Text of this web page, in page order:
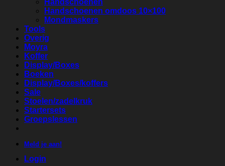
Handschoenen
Handschoenen omdoos 10×100
Mondmaskers
Tools
Overig
Moyra
Koffer
Display/Boxes
Boeken
Display/Boxes/koffers
Sale
Stoelen/zadelkruk
Startersets
Groepslessen
Meld je aan!
Login